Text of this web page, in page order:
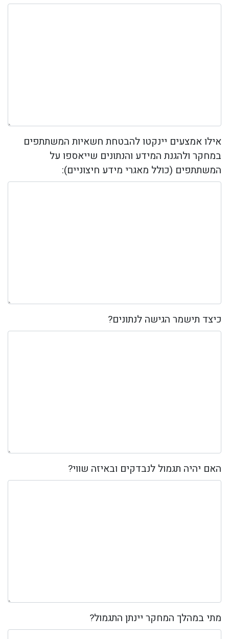
אילו אמצעים יינקטו להבטחת חשאיות המשתתפים
במחקר ולהגנת המידע והנתונים שייאספו על
המשתתפים (כולל מאגרי מידע חיצוניים):
כיצד תישמר הגישה לנתונים?
האם יהיה תגמול לנבדקים ובאיזה שווי?
מתי במהלך המחקר יינתן התגמול?